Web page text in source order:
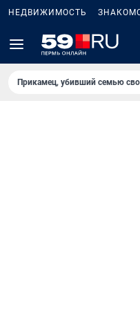
НЕДВИЖИМОСТЬ
Прикамец, убивший семью